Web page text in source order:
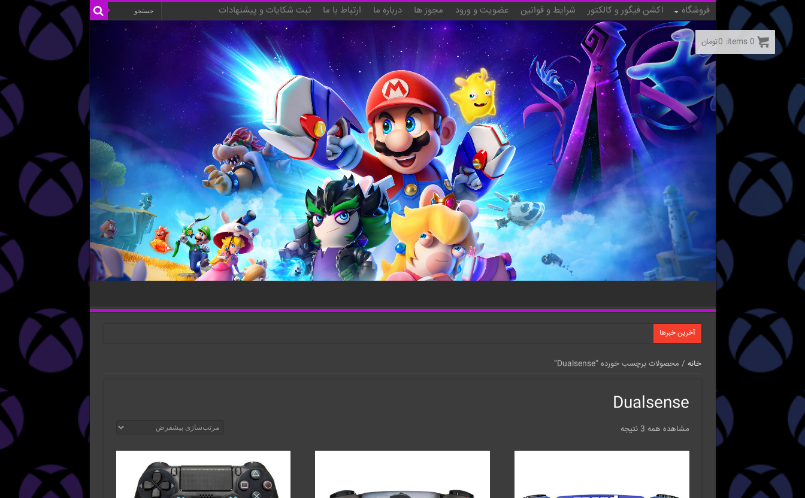
فروشگاه اکشن فیگور و کالکتور شرایط و قوانین عضویت و ورود مجوز ها درباره ما ارتباط با ما ثبت شکایات و پیشنهادات
آخرین خبرها
خانه / محصولات برچسب خورده “Dualsense”
Dualsense
مشاهده همه 3 نتیجه
0
items:
0تومان